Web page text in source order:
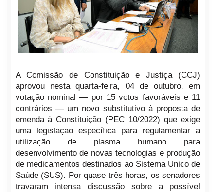
A Comissão de Constituição e Justiça (CCJ)
aprovou nesta quarta-feira, 04 de outubro, em
votação nominal — por 15 votos favoráveis e 11
contrários — um novo substitutivo à proposta de
emenda à Constituição (PEC 10/2022) que exige
uma legislação específica para regulamentar a
utilização de plasma humano para
desenvolvimento de novas tecnologias e produção
de medicamentos destinados ao Sistema Único de
Saúde (SUS). Por quase três horas, os senadores
travaram intensa discussão sobre a possível